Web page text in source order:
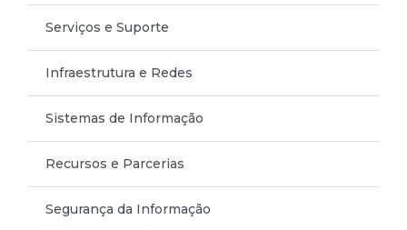
Serviços e Suporte
Infraestrutura e Redes
Sistemas de Informação
Recursos e Parcerias
Segurança da Informação